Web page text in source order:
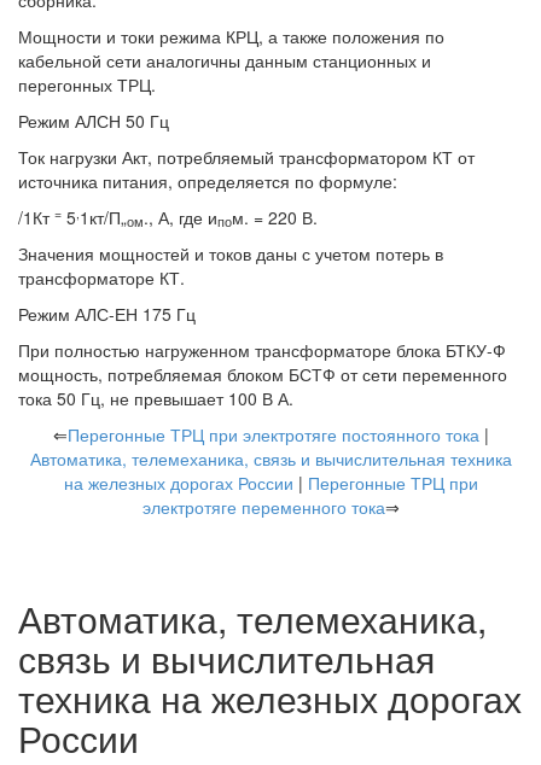
Мощности и токи режима КРЦ, а также положения по
кабельной сети аналогичны данным станционных и
перегонных ТРЦ.
Режим АЛСН 50 Гц
Ток нагрузки Акт, потребляемый трансформатором КТ от
источника питания, определяется по формуле:
/1Кт = 5 1кт/П„ом., А, где ипом. = 220 В.
Значения мощностей и токов даны с учетом потерь в
трансформаторе КТ.
Режим АЛС-ЕН 175 Гц
При полностью нагруженном трансформаторе блока БТКУ-Ф
мощность, потребляемая блоком БСТФ от сети переменного
тока 50 Гц, не превышает 100 В А.
⇐Перегонные ТРЦ при электротяге постоянного тока |
Автоматика, телемеханика, связь и вычислительная техника
на железных дорогах России | Перегонные ТРЦ при
электротяге переменного тока⇒
Автоматика, телемеханика,
связь и вычислительная
техника на железных дорогах
России